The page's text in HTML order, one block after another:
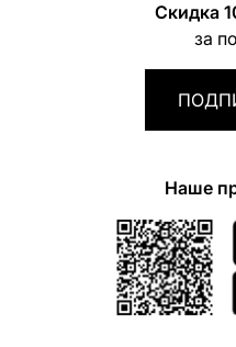
Скидка
за
Наше